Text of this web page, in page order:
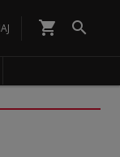
shopping_cart 